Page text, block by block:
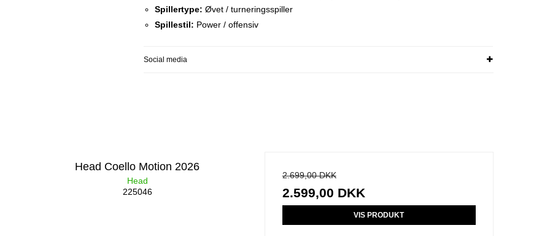
Spillertype: Øvet / turneringsspiller
Spillestil: Power / offensiv
Social media
Head Coello Motion 2026
Head
225046
2.699,00 DKK
2.599,00 DKK
VIS PRODUKT